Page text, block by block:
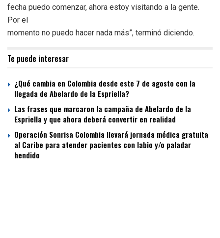
fecha puedo comenzar, ahora estoy visitando a la gente.
Por el
momento no puedo hacer nada más”, terminó diciendo.
Te puede interesar
¿Qué cambia en Colombia desde este 7 de agosto con la
llegada de Abelardo de la Espriella?
Las frases que marcaron la campaña de Abelardo de la
Espriella y que ahora deberá convertir en realidad
Operación Sonrisa Colombia llevará jornada médica gratuita
al Caribe para atender pacientes con labio y/o paladar
hendido